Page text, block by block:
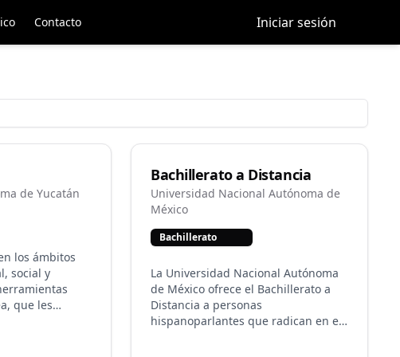
Contacto Iniciar sesión
de Yucatán
los ámbitos
social y
que les
Bachillerato a Distancia
Universidad Nacional Autónoma de
México
Bachillerato
La Universidad Nacional Autónoma
de México ofrece el Bachillerato a
Distancia a personas
hispanoparlantes que radican en el